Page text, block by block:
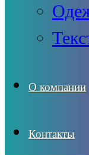
О компании
Контакты